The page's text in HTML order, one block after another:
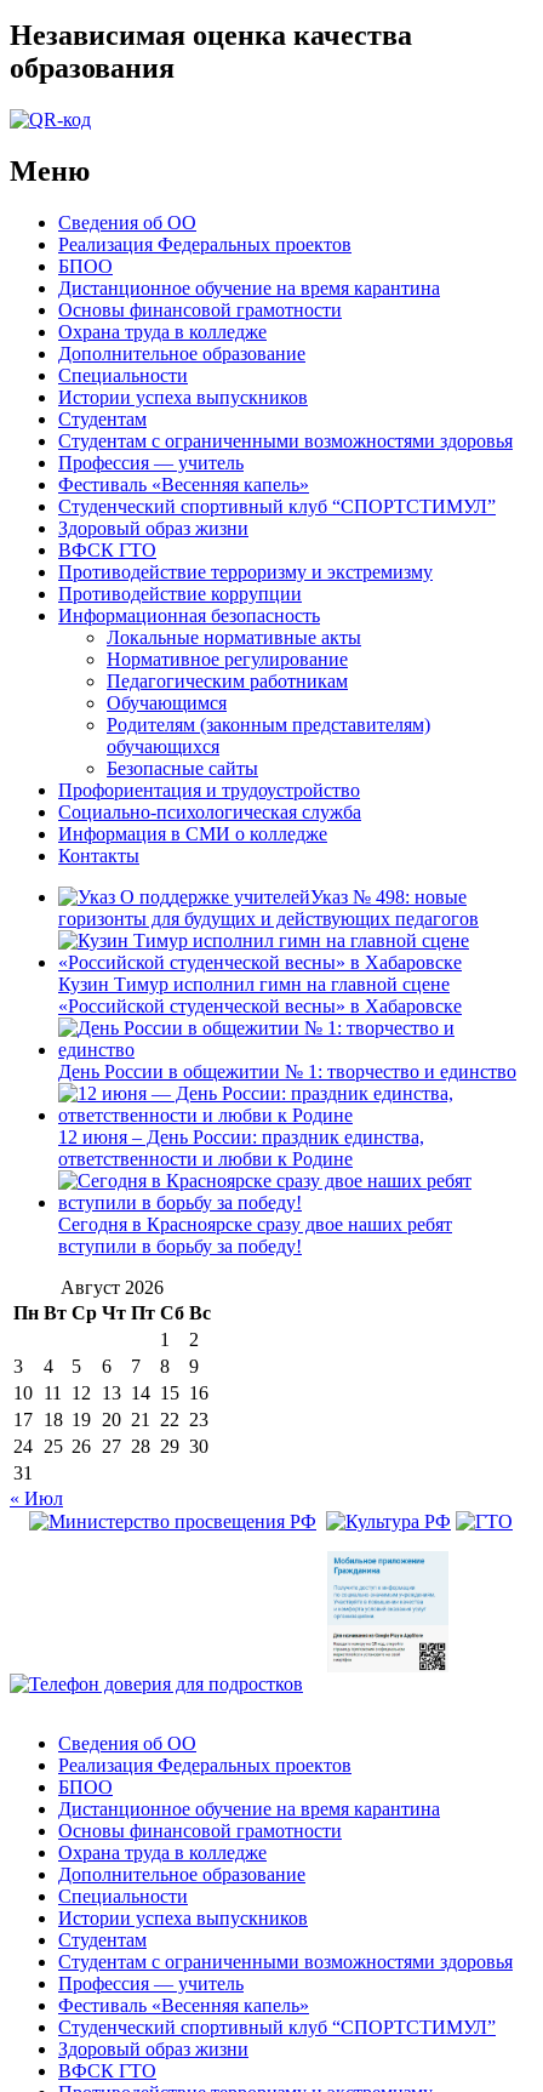
Независимая оценка качества
образования
Меню
Сведения об ОО
Реализация Федеральных проектов
БПОО
Дистанционное обучение на время карантина
Основы финансовой грамотности
Охрана труда в колледже
Дополнительное образование
Специальности
Истории успеха выпускников
Студентам
Студентам с ограниченными возможностями здоровья
Профессия — учитель
Фестиваль «Весенняя капель»
Студенческий спортивный клуб “СПОРТСТИМУЛ”
Здоровый образ жизни
ВФСК ГТО
Противодействие терроризму и экстремизму
Противодействие коррупции
Информационная безопасность
Локальные нормативные акты
Нормативное регулирование
Педагогическим работникам
Обучающимся
Родителям (законным представителям)
обучающихся
Безопасные сайты
Профориентация и трудоустройство
Социально-психологическая служба
Информация в СМИ о колледже
Контакты
Указ № 498: новые
горизонты для будущих и действующих педагогов
Кузин Тимур исполнил гимн на главной сцене
«Российской студенческой весны» в Хабаровске
День России в общежитии № 1: творчество и единство
12 июня – День России: праздник единства,
ответственности и любви к Родине
Сегодня в Красноярске сразу двое наших ребят
вступили в борьбу за победу!
Август 2026
Пн Вт Ср Чт Пт Сб Вс
1
2
3
4 5 6 7 8
9
10 11 12 13 14 15 16
17 18 19 20 21 22 23
24 25 26 27 28 29 30
31
« Июл
Сведения об ОО
Реализация Федеральных проектов
БПОО
Дистанционное обучение на время карантина
Основы финансовой грамотности
Охрана труда в колледже
Дополнительное образование
Специальности
Истории успеха выпускников
Студентам
Студентам с ограниченными возможностями здоровья
Профессия — учитель
Фестиваль «Весенняя капель»
Студенческий спортивный клуб “СПОРТСТИМУЛ”
Здоровый образ жизни
ВФСК ГТО